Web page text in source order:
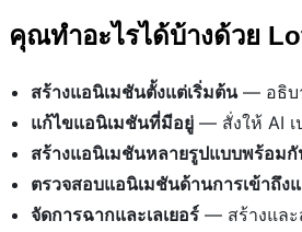
คุณทำอะไรได้บ้างด้วย
สร้างแอนิเมชันตั้งแต่เริ่มต้น— อธิบา
แก้ไขแอนิเมชันที่มีอยู่ — สั่งให้ AI เ
สร้างแอนิเมชันหลายรูปแบบพร้อม
ตรวจสอบแอนิเมชันด้านการเข้าถึง
จัดการฉากและเลเยอร์ — สร้างและ